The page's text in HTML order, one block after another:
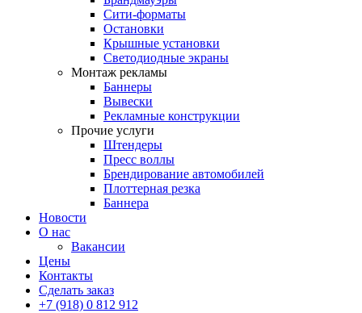
Сити-форматы
Остановки
Крышные установки
Светодиодные экраны
Монтаж рекламы
Баннеры
Вывески
Рекламные конструкции
Прочие услуги
Штендеры
Пресс воллы
Брендирование автомобилей
Плоттерная резка
Баннера
Новости
О нас
Вакансии
Цены
Контакты
Сделать заказ
+7 (918) 0 812 912